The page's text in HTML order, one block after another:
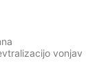
vonjav